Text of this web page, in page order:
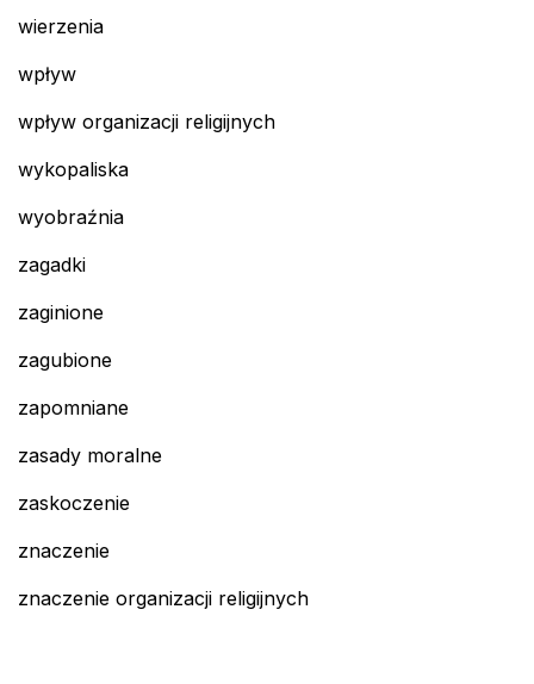
wierzenia
wpływ
wpływ organizacji religijnych
wykopaliska
wyobraźnia
zagadki
zaginione
zagubione
zapomniane
zasady moralne
zaskoczenie
znaczenie
znaczenie organizacji religijnych